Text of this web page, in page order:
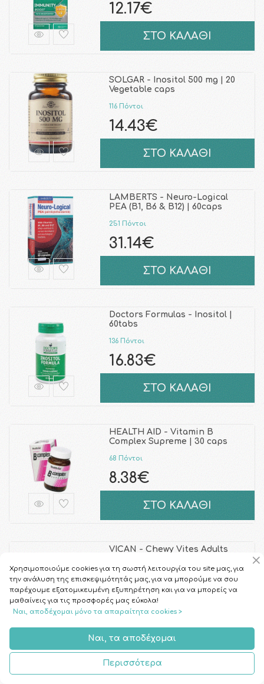
12.17€
ΣΤΟ ΚΑΛΑΘΙ
SOLGAR - Inositol 500 mg | 20
Vegetable caps
116 Πόντοι
14.43€
ΣΤΟ ΚΑΛΑΘΙ
LAMBERTS - Neuro-Logical
PEA (B1, B6 & B12) | 60caps
251 Πόντοι
31.14€
ΣΤΟ ΚΑΛΑΘΙ
Doctors Formulas - Inositol |
60tabs
136 Πόντοι
16.83€
ΣΤΟ ΚΑΛΑΘΙ
HEALTH AID - Vitamin B
Complex Supreme | 30 caps
68 Πόντοι
8.38€
ΣΤΟ ΚΑΛΑΘΙ
VICAN - Chewy Vites Adults
124 Πόντοι
15.40€
Neubria Spark Memory |
60Caps
Χρησιμοποιούμε cookies για τη σωστή λειτουργία του site μας, για
την ανάλυση της επισκεψιμότητάς μας, για να μπορούμε να σου
παρέχουμε εξατομικευμένη εξυπηρέτηση και για να μπορείς να
μαθαίνεις για τις προσφορές μας εύκολα!
Ναι, αποδέχομαι μόνο τα απαραίτητα cookies >
Ναι, τα αποδέχομαι
Περισσότερα